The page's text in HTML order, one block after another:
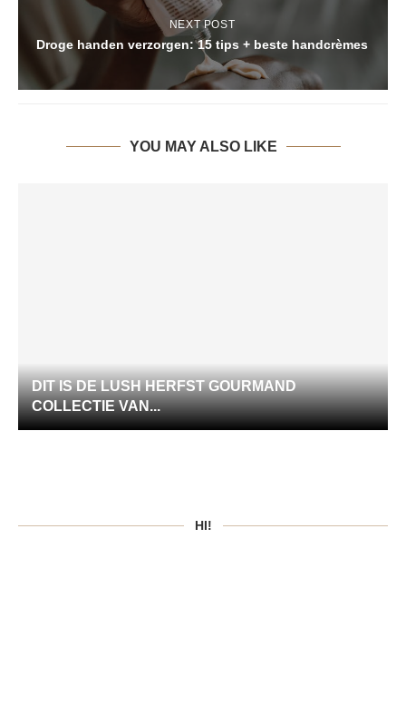
NEXT POST
Droge handen verzorgen: 15 tips + beste handcrèmes
YOU MAY ALSO LIKE
DIT IS DE LUSH HERFST GOURMAND
COLLECTIE VAN...
HI!